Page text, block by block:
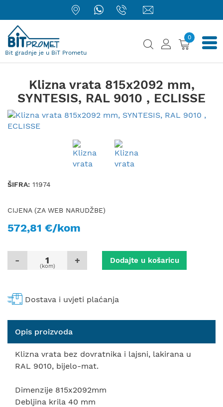
Bit gradnje je u BiT Prometu
0
Klizna vrata 815x2092 mm,
SYNTESIS, RAL 9010 , ECLISSE
ŠIFRA: 11974
CIJENA (ZA WEB NARUDŽBE)
572,81 €/kom
- +
(kom)
Dodajte u košaricu
Dostava i uvjeti plaćanja
Opis proizvoda
Klizna vrata bez dovratnika i lajsni, lakirana u
RAL 9010, bijelo-mat.
Dimenzije 815x2092mm
Debljina krila 40 mm